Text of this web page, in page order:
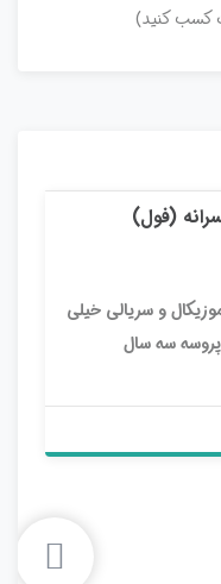
کسب کنید)
(فول)
و سریالی خیلی
سه سال